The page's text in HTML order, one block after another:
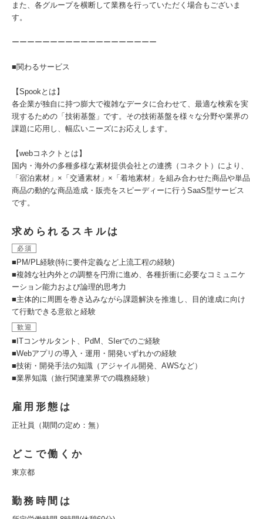
また、各グループを横断して業務を行っていただく場合もございま
す。
ーーーーーーーーーーーーーーーーーーー
■関わるサービス
【Spookとは】
各企業が独自に持つ膨大で複雑なデータに合わせて、最適な検索を実
現するための「技術基盤」です。その技術基盤を様々な分野や業界の
課題に応用し、幅広いニーズにお応えします。
【webコネクトとは】
国内・海外の多種多様な素材提供会社との連携（コネクト）により、
「宿泊素材」×「交通素材」×「着地素材」を組み合わせた商品や単品
商品の動的な商品造成・販売をスピーディーに行うSaaS型サービス
です。
求められるスキルは
必須
■PM/PL経験(特に要件定義など上流工程の経験)
■複雑な社内外との調整を円滑に進め、各種折衝に必要なコミュニケ
ーション能力および論理的思考力
■主体的に周囲を巻き込みながら課題解決を推進し、目的達成に向け
て行動できる意欲と経験
歓迎
■ITコンサルタント、PdM、SIerでのご経験
■Webアプリの導入・運用・開発いずれかの経験
■技術・開発手法の知識（アジャイル開発、AWSなど）
■業界知識（旅行関連業界での職務経験）
雇用形態は
正社員（期間の定め：無）
どこで働くか
東京都
勤務時間は